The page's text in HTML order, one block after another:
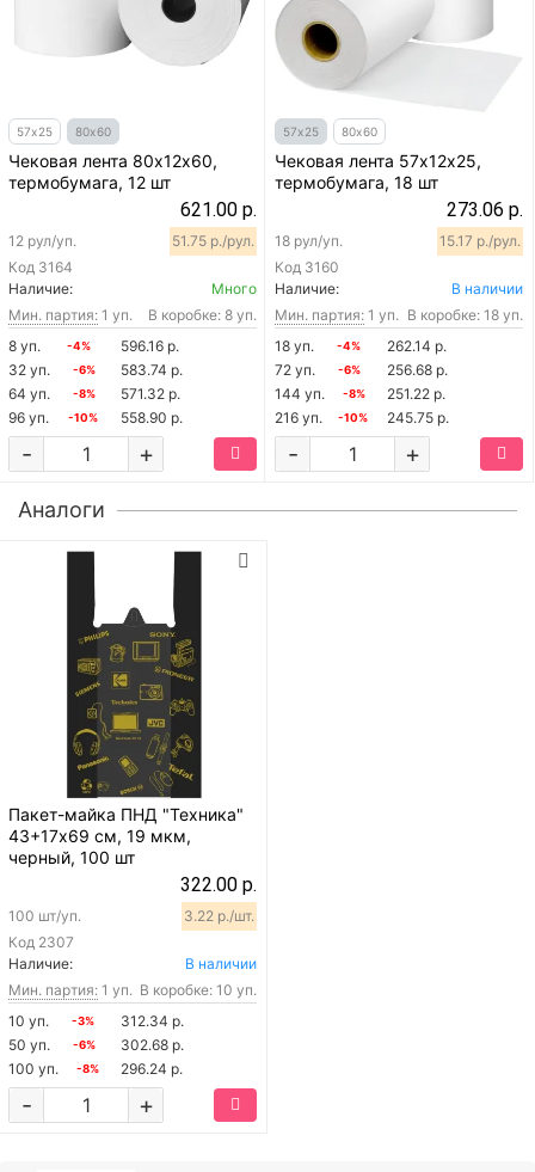
57х25 80х60
Чековая лента 80х12х60,
термобумага, 12 шт
621.00 р.
Код 3164
12 рул/уп. 51.75 р./рул.
Наличие:
Много
Мин. партия: 1 уп.
В коробке: 8 уп.
8 уп.
-4%
596.16 р.
32 уп.
-6%
583.74 р.
64 уп.
-8%
571.32 р.
96 уп.
-10% 558.90 р.
+
-
57х25 80х60
Чековая лента 57х12х25,
термобумага, 18 шт
273.06 р.
Код 3160
18 рул/уп. 15.17 р./рул.
Наличие:
В наличии
Мин. партия: 1 уп. В коробке: 18 уп.
18 уп.
-4%
262.14 р.
72 уп.
-6%
256.68 р.
144 уп.
-8%
251.22 р.
216 уп.
-10% 245.75 р.
+
-
Аналоги
Пакет-майка ПНД "Техника"
43+17х69 см, 19 мкм,
черный, 100 шт
322.00 р.
Код 2307
100 шт/уп. 3.22 р./шт.
Наличие:
В наличии
Мин. партия: 1 уп. В коробке: 10 уп.
10 уп.
-3%
312.34 р.
50 уп.
-6%
302.68 р.
100 уп.
-8% 296.24 р.
+
-